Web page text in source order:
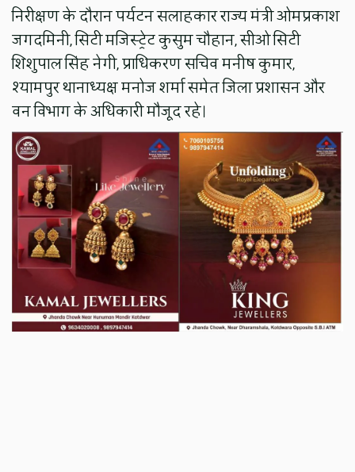
निरीक्षण के दौरान पर्यटन सलाहकार राज्य मंत्री ओमप्रकाश
जगदमिनी, सिटी मजिस्ट्रेट कुसुम चौहान, सीओ सिटी
शिशुपाल सिंह नेगी, प्राधिकरण सचिव मनीष कुमार,
श्यामपुर थानाध्यक्ष मनोज शर्मा समेत जिला प्रशासन और
वन विभाग के अधिकारी मौजूद रहे।